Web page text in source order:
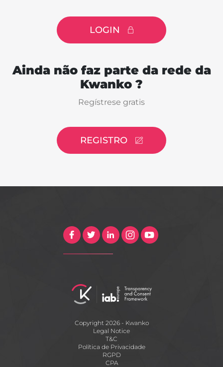
LOGIN
Ainda não faz parte da rede da
Kwanko ?
Regístrese gratis
REGISTRO
Copyright 2026 - Kwanko
Legal Notice
T&C
Política de Privacidade
RGPD
CPA